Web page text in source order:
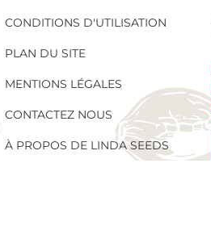
CONDITIONS D'UTILISATION
PLAN DU SITE
MENTIONS LÉGALES
CONTACTEZ NOUS
À PROPOS DE LINDA SEEDS